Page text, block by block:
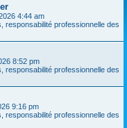
4:44 am
responsabilité professionnelle des
8:52 pm
responsabilité professionnelle des
9:16 pm
responsabilité professionnelle des